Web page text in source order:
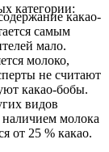
категории:
какао-
самым
мало.
молоко,
не считают
какао-бобы.
видов
молока
от 25 % какао.